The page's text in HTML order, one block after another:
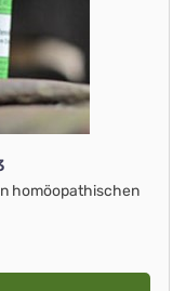
homöopathischen